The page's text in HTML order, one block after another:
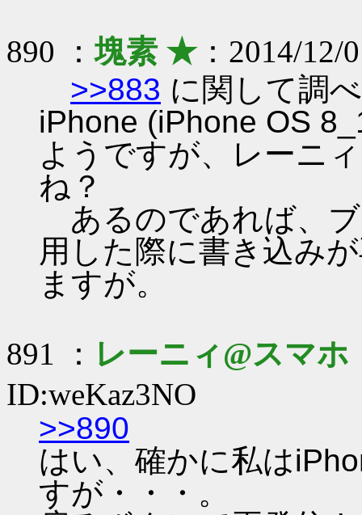
890 ：塊素 ★：2014/12/
>>883 に関して調
iPhone (iPhone OS
ようですが、レーニ
ね？
あるのであれば、
用した際に書き込み
ますが。
891 ： レーニィ@スマホ
ID:weKaz3NO
>>890
はい、確かに私は
すが・・・。